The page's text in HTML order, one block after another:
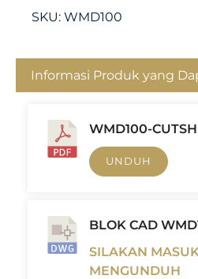
SKU: WMD100
Informasi Produk yang
WMD100-
UNDUH
BLOK CAD
SILAKAN
MENGUNDUH